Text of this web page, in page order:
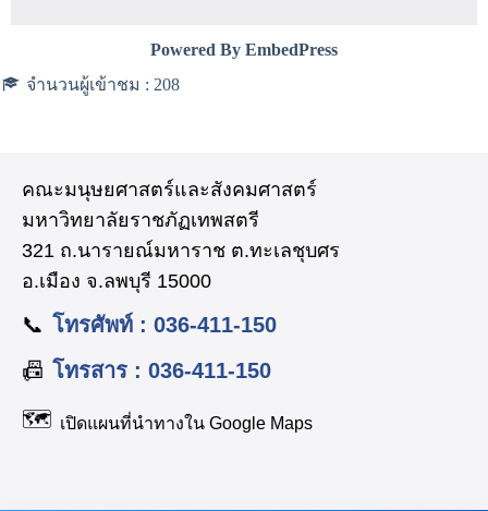
Powered By EmbedPress
จำนวนผู้เข้าชม : 208
คณะมนุษยศาสตร์และสังคมศาสตร์
มหาวิทยาลัยราชภัฏเทพสตรี
321 ถ.นารายณ์มหาราช ต.ทะเลชุบศร
อ.เมือง จ.ลพบุรี 15000
📞 โทรศัพท์ : 036-411-150
📠 โทรสาร : 036-411-150
🗺️ เปิดแผนที่นำทางใน Google Maps